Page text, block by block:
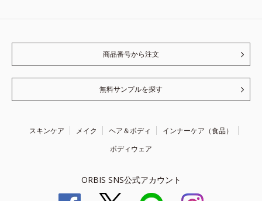
商品番号から注文
無料サンプルを探す
スキンケア メイク ヘア＆ボディ
インナーケア（食品）
ボディウェア
ORBIS SNS公式アカウント